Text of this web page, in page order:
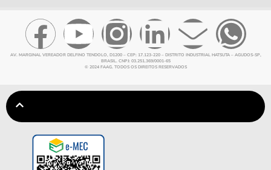
AV. MARGINAL VEREADOR DELFINO TENDOLO, D1200 – CEP: 17.123-220 – DISTRITO INDUSTRIAL HATSUTA – AGUDOS-SP,
BRASIL. CNPJ: 03.251.369/0001-65
© 2024 FAAG. TODOS OS DIREITOS RESERVADOS